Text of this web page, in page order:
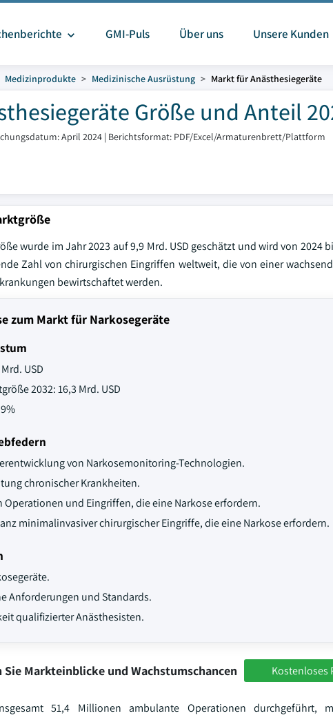
GMI-Puls Über uns Unsere Kunden
Medizinprodukte Medizinische Ausrüstung Markt für Anästhesiegeräte
Größe und Anteil
April 2024 | Berichtsformat: PDF/Excel/Armaturenbrett/Plattform
wurde im Jahr 2023 auf 9,9 Mrd. USD geschätzt und wird von 2024
Zahl von chirurgischen Eingriffen weltweit, die von einer
bewirtschaftet werden.
zum Markt für Narkosegeräte
USD
2032: 16,3 Mrd. USD
von Narkosemonitoring-Technologien.
chronischer Krankheiten.
Operationen und Eingriffen, die eine Narkose erfordern.
minimalinvasiver chirurgischer Eingriffe, die eine Narkose erfordern.
Anforderungen und Standards.
qualifizierter Anästhesisten.
Sie Markteinblicke und Wachstumschancen Kostenloses
51,4 Millionen ambulante Operationen durchgeführt,